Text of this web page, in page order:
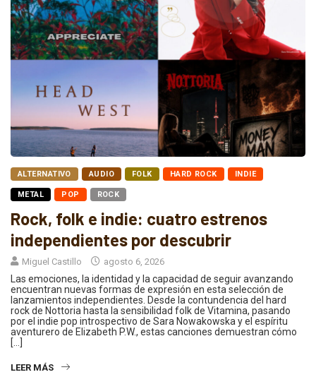
ALTERNATIVO AUDIO FOLK HARD ROCK INDIE
METAL POP ROCK
Rock, folk e indie: cuatro estrenos
independientes por descubrir
Miguel Castillo agosto 6, 2026
Las emociones, la identidad y la capacidad de seguir avanzando
encuentran nuevas formas de expresión en esta selección de
lanzamientos independientes. Desde la contundencia del hard
rock de Nottoria hasta la sensibilidad folk de Vitamina, pasando
por el indie pop introspectivo de Sara Nowakowska y el espíritu
aventurero de Elizabeth P.W., estas canciones demuestran cómo
[…]
LEER MÁS